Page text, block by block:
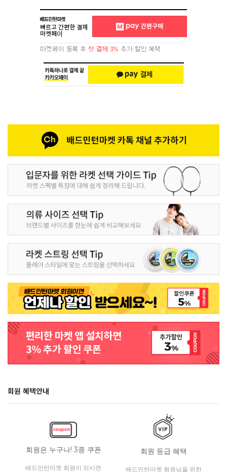
회원 혜택안내
회원은 누구나! 3종 쿠폰
배드민턴마켓 회원이 되시면
회원 등급 혜택
배드민턴마켓 회원님을 위한